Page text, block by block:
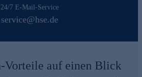
24/7 E-Mail-Service
service@hse.de
Vorteile auf einen Blick